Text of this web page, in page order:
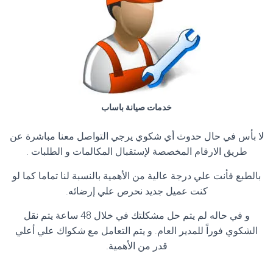
خدمات صيانة باساب
لا بأس في حال حدوث أي شكوي يرجي التواصل معنا مباشرة عن
طريق الارقام المخصصة لإستقبال المكالمات و الطلبات .
بالطبع فأنت علي درجة عالية من الأهمية بالنسبة لنا تماما كما لو
كنت عميل جديد نحرص علي إرضائه.
و في حاله لم يتم حل مشكلتك في خلال 48 ساعة يتم نقل
الشكوي فوراً للمدير العام. و يتم التعامل مع شكواك علي أعلي
قدر من الأهمية.